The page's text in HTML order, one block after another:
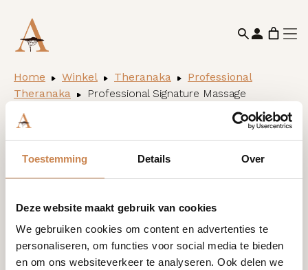
Toestemming Details Over
Deze website maakt gebruik van cookies
We gebruiken cookies om content en advertenties te
personaliseren, om functies voor social media te bieden
en om ons websiteverkeer te analyseren. Ook delen we
Home Winkel Theranaka
Professional
Theranaka
Professional Signature Massage
Mediums
Professional Signature
Massage Mediums
Geen producten gevonden die aan je selectie voldoen.